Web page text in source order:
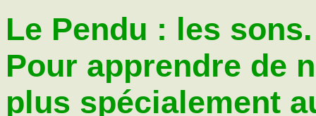
Le Pendu : les sons.
Pour apprendre de
plus spécialement